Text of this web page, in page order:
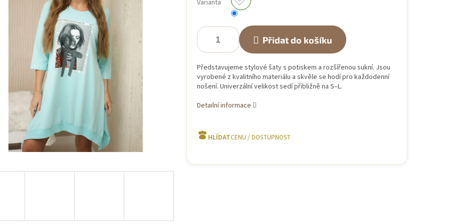
Varianta
Přidat do košíku
Představujeme stylové šaty s potiskem a rozšířenou sukní. Jsou
vyrobené z kvalitního materiálu a skvěle se hodí pro každodenní
nošení. Univerzální velikost sedí přibližně na S–L.
Detailní informace
HLÍDAT